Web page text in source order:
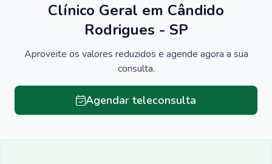
Clínico Geral em Cândido
Rodrigues - SP
Aproveite os valores reduzidos e agende agora a sua
consulta.
Agendar teleconsulta